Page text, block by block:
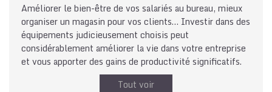
Améliorer le bien-être de vos salariés au bureau, mieux
organiser un magasin pour vos clients… Investir dans des
équipements judicieusement choisis peut
considérablement améliorer la vie dans votre entreprise
et vous apporter des gains de productivité significatifs.
Tout voir